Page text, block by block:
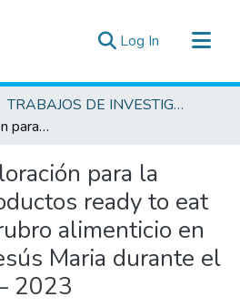
Log In (current)
TRABAJOS DE INVESTIGACIÓN
Criterios de valoración para la elección de productos ready to eat en mypes del rubro alimenticio en el distrito de Jesús Maria durante el periodo 2022 – 2023
para la
ready to eat
alimenticio en
Maria durante el
2023